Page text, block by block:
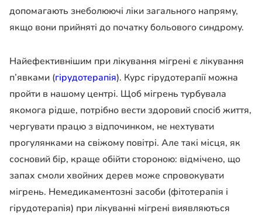
допомагають знеболюючі ліки загального напряму,
якщо вони прийняті до початку больового синдрому.
Найефективнішим при лікування мігрені є лікування
п’явками (гірудотерапія). Курс гірудотерапії можна
пройти в нашому центрі. Щоб мігрень турбувала
якомога рідше, потрібно вести здоровий спосіб життя,
чергувати працю з відпочинком, не нехтувати
прогулянками на свіжому повітрі. Але такі місця, як
сосновий бір, краще обійти стороною: відмічено, що
запах смоли хвойних дерев може спровокувати
мігрень. Немедикаментозні засоби (фітотерапія і
гірудотерапія) при лікуванні мігрені виявляються